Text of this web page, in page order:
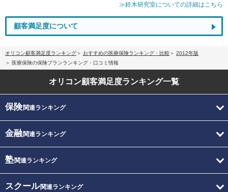
≫鈴木研究室についての詳細はこちら
顧客満足度について
オリコン顧客満足度ランキング おすすめの医療保険ランキング・比較
2012年版
医療保険の保険プランランキング・口コミ情報
オリコン顧客満足度ランキング一覧
保険関連ランキング
金融関連ランキング
塾関連ランキング
スクール関連ランキング